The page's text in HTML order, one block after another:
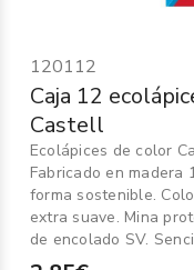
Servicios
Seguridad
Material Escolar
120112
Caja 12
Castell
Ecolápices de color
Fabricado en
forma sostenible.
extra suave. Mina
de encolado SV.